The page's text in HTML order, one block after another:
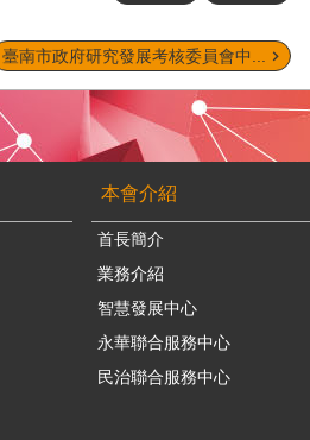
臺南市政府研究發展考核委員會中...
本會介紹
首長簡介
業務介紹
智慧發展中心
永華聯合服務中心
民治聯合服務中心